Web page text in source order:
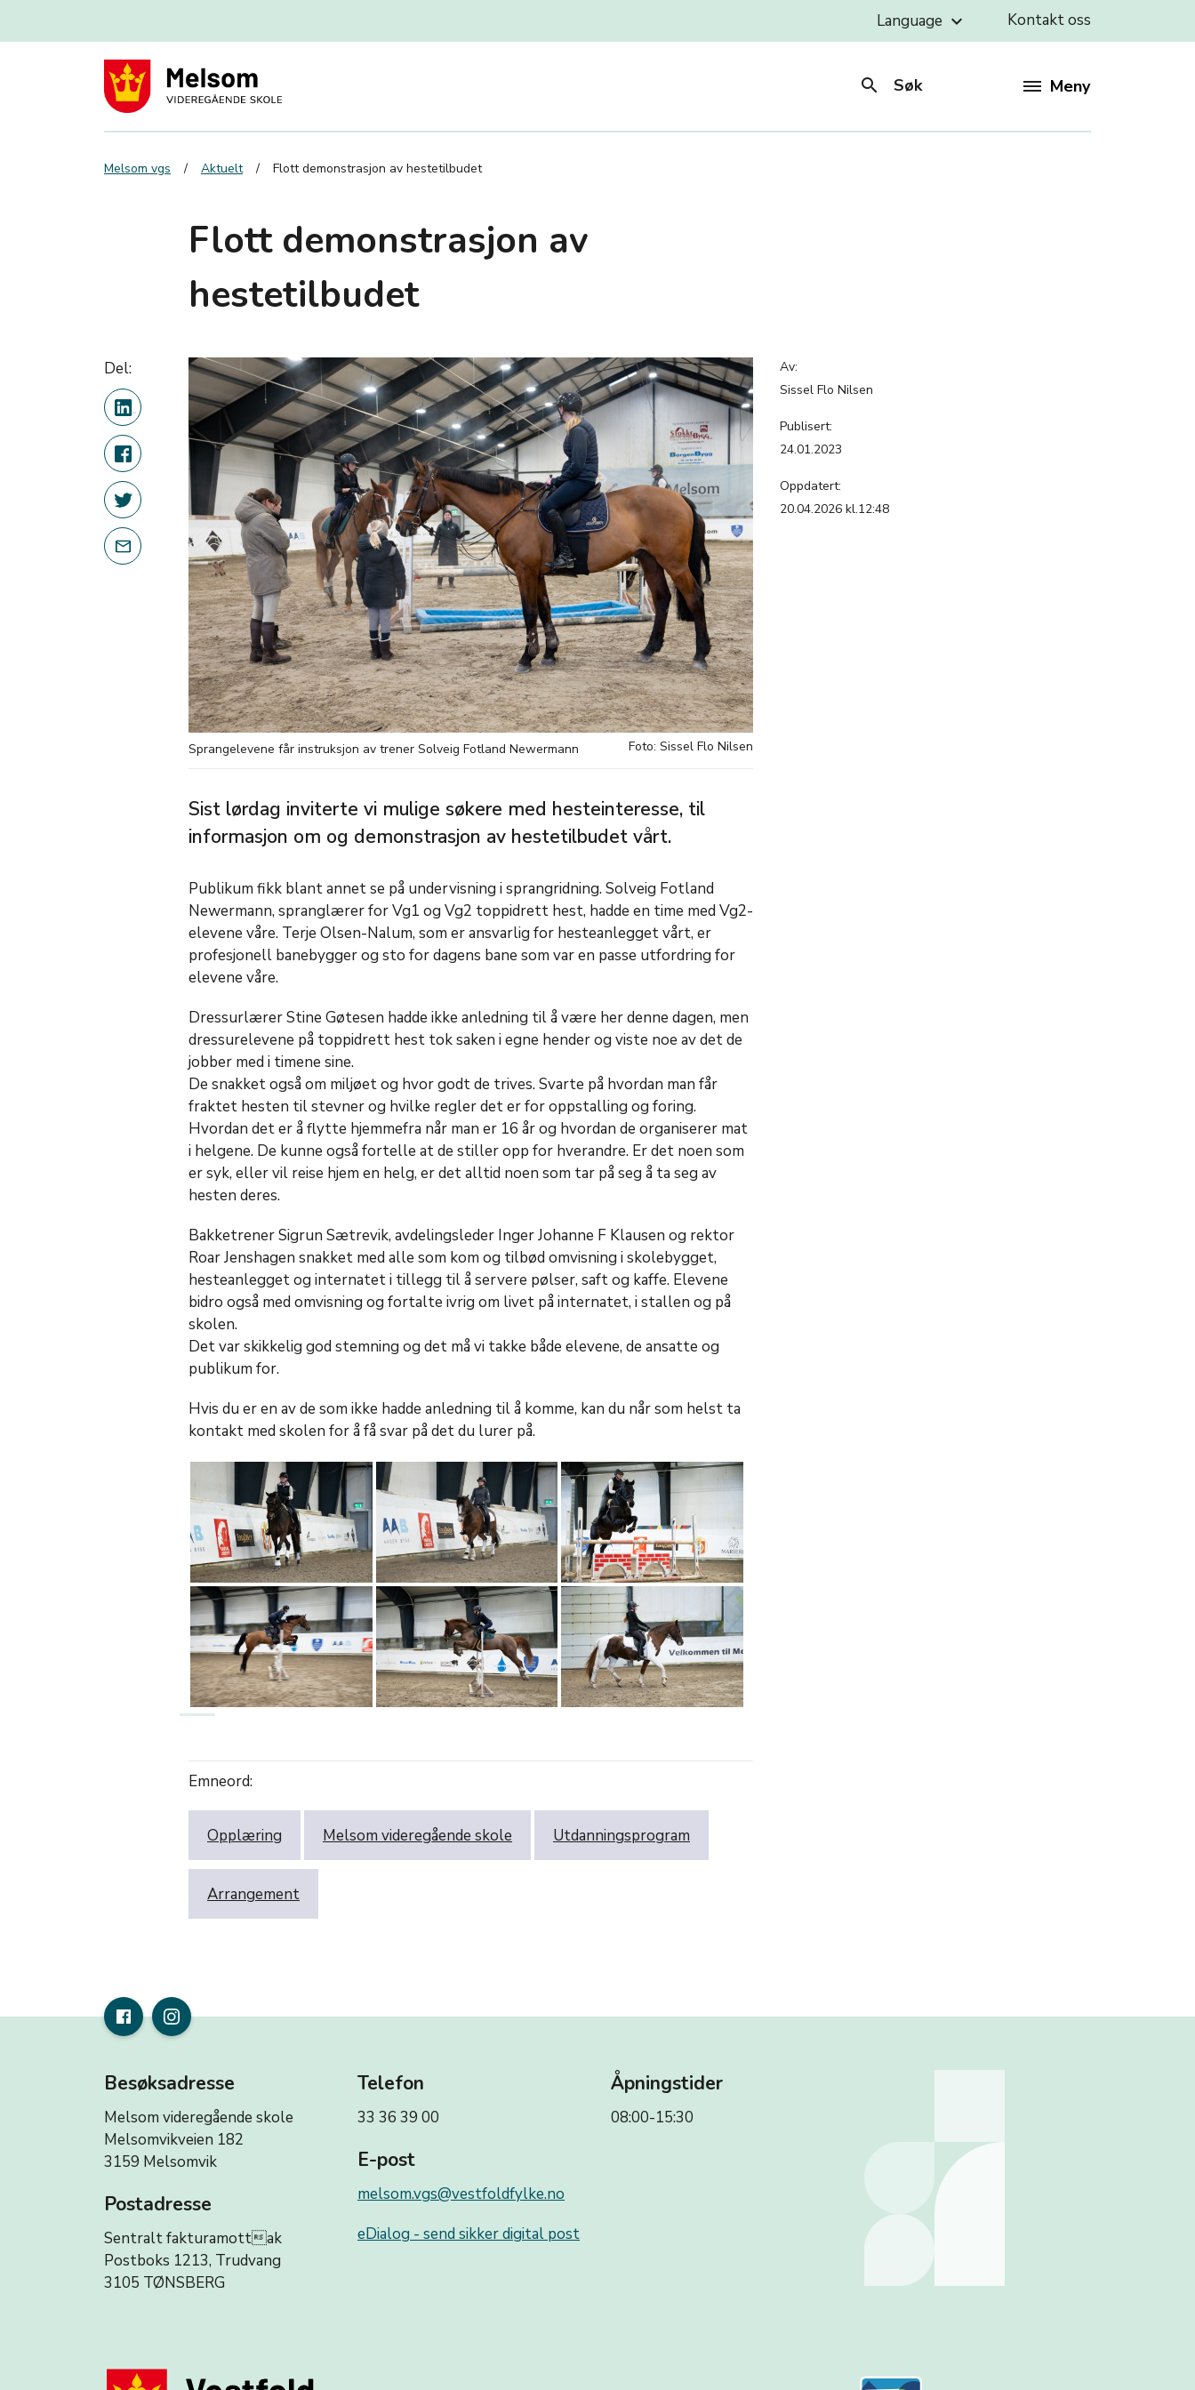
Language keyboard_arrow_down Kontakt oss
search Søk Meny
Melsom vgs Aktuelt Flott demonstrasjon av hestetilbudet
Flott demonstrasjon av
hestetilbudet
Del:
Sprangelevene får instruksjon av trener Solveig Fotland Newermann Foto: Sissel Flo Nilsen
Av:
Sissel Flo Nilsen
Publisert:
24.01.2023
Oppdatert:
20.04.2026 kl.12:48
Sist lørdag inviterte vi mulige søkere med hesteinteresse, til
informasjon om og demonstrasjon av hestetilbudet vårt.
Publikum fikk blant annet se på undervisning i sprangridning. Solveig Fotland
Newermann, spranglærer for Vg1 og Vg2 toppidrett hest, hadde en time med Vg2-
elevene våre. Terje Olsen-Nalum, som er ansvarlig for hesteanlegget vårt, er
profesjonell banebygger og sto for dagens bane som var en passe utfordring for
elevene våre.
Dressurlærer Stine Gøtesen hadde ikke anledning til å være her denne dagen, men
dressurelevene på toppidrett hest tok saken i egne hender og viste noe av det de
jobber med i timene sine.
De snakket også om miljøet og hvor godt de trives. Svarte på hvordan man får
fraktet hesten til stevner og hvilke regler det er for oppstalling og foring.
Hvordan det er å flytte hjemmefra når man er 16 år og hvordan de organiserer mat
i helgene. De kunne også fortelle at de stiller opp for hverandre. Er det noen som
er syk, eller vil reise hjem en helg, er det alltid noen som tar på seg å ta seg av
hesten deres.
Bakketrener Sigrun Sætrevik, avdelingsleder Inger Johanne F Klausen og rektor
Roar Jenshagen snakket med alle som kom og tilbød omvisning i skolebygget,
hesteanlegget og internatet i tillegg til å servere pølser, saft og kaffe. Elevene
bidro også med omvisning og fortalte ivrig om livet på internatet, i stallen og på
skolen.
Det var skikkelig god stemning og det må vi takke både elevene, de ansatte og
publikum for.
Hvis du er en av de som ikke hadde anledning til å komme, kan du når som helst ta
kontakt med skolen for å få svar på det du lurer på.
Emneord:
Opplæring Melsom videregående skole Utdanningsprogram
Arrangement
Besøksadresse
Melsom videregående skole
Melsomvikveien 182
3159 Melsomvik
Postadresse
Sentralt fakturamottak
Postboks 1213, Trudvang
3105 TØNSBERG
Telefon
33 36 39 00
E-post
melsom.vgs@vestfoldfylke.no
eDialog - send sikker digital post
Åpningstider
08:00-15:30